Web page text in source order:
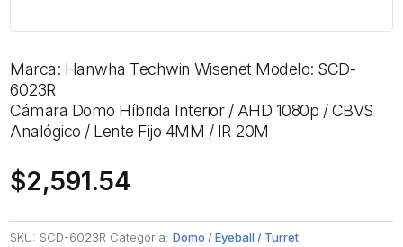
Marca: Hanwha Techwin Wisenet Modelo: SCD-
6023R
Cámara Domo Híbrida Interior / AHD 1080p / CBVS
Analógico / Lente Fijo 4MM / IR 20M
$2,591.54
SKU: SCD-6023R Categoría:Domo / Eyeball / Turret